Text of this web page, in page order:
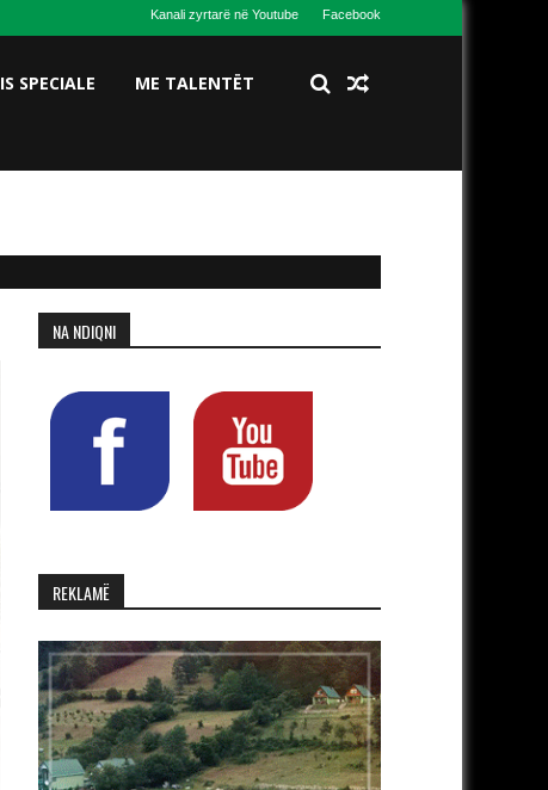
Kanali zyrtarë në Youtube Facebook
IS SPECIALE ME TALENTËT
NA NDIQNI
REKLAMË